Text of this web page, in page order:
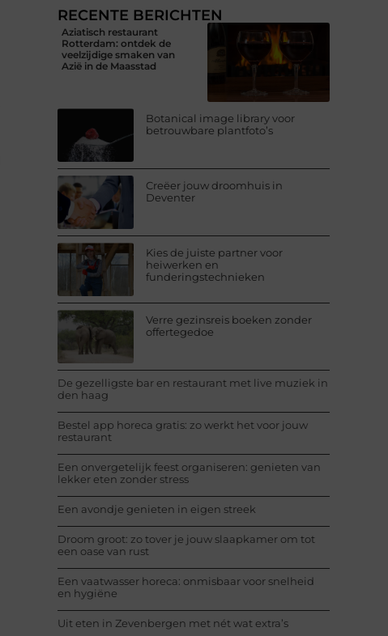
RECENTE BERICHTEN
Aziatisch restaurant
Rotterdam: ontdek de
veelzijdige smaken van
Azië in de Maasstad
Botanical image library voor
betrouwbare plantfoto’s
Creëer jouw droomhuis in
Deventer
Kies de juiste partner voor
heiwerken en
funderingstechnieken
Verre gezinsreis boeken zonder
offertegedoe
De gezelligste bar en restaurant met live muziek in
den haag
Bestel app horeca gratis: zo werkt het voor jouw
restaurant
Een onvergetelijk feest organiseren: genieten van
lekker eten zonder stress
Een avondje genieten in eigen streek
Droom groot: zo tover je jouw slaapkamer om tot
een oase van rust
Een vaatwasser horeca: onmisbaar voor snelheid
en hygiëne
Uit eten in Zevenbergen met nét wat extra’s